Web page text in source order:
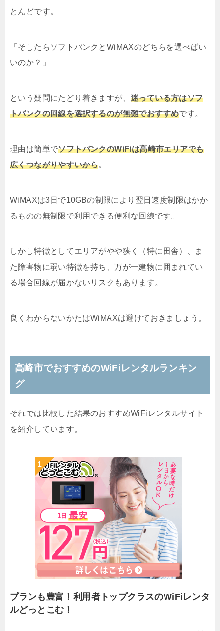
とんどです。
「そしたらソフトバンクとWiMAXのどちらを選べばい
いのか？」
という疑問にたどり着きますが、 迷っている方はソフ
トバンクの回線を選択するのが無難でおすすめです。
理由は簡単でソフトバンクのWiFiは高崎市エリアでも
広くつながりやすいから。
WiMAXは3日で10GBの制限により翌日速度制限はかか
るものの無制限で利用できる便利な回線です。
しかし特徴としてエリアがやや狭く（特に田舎）、ま
た障害物に弱い特徴を持ち、万が一建物に囲まれてい
る場合回線が届かないリスクもあります。
良くわからないかたはWiMAXは避けておきましょう。
高崎市でおすすめのWiFiレンタルランキン
グ
それでは比較した結果のおすすめWiFiレンタルサイト
を紹介しています。
プランも豊富！利用者トップクラスのWiFiレンタ
ルどっとこむ！